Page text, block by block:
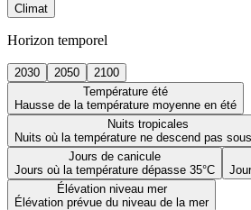
Climat
Horizon temporel
2030 2050
2100
Température été
Hausse de la température moyenne en été
Nuits tropicales
Nuits où la température ne descend pas
Jours de canicule
Jours où la température dépasse 35°C
Élévation niveau mer
Élévation prévue du niveau de la mer